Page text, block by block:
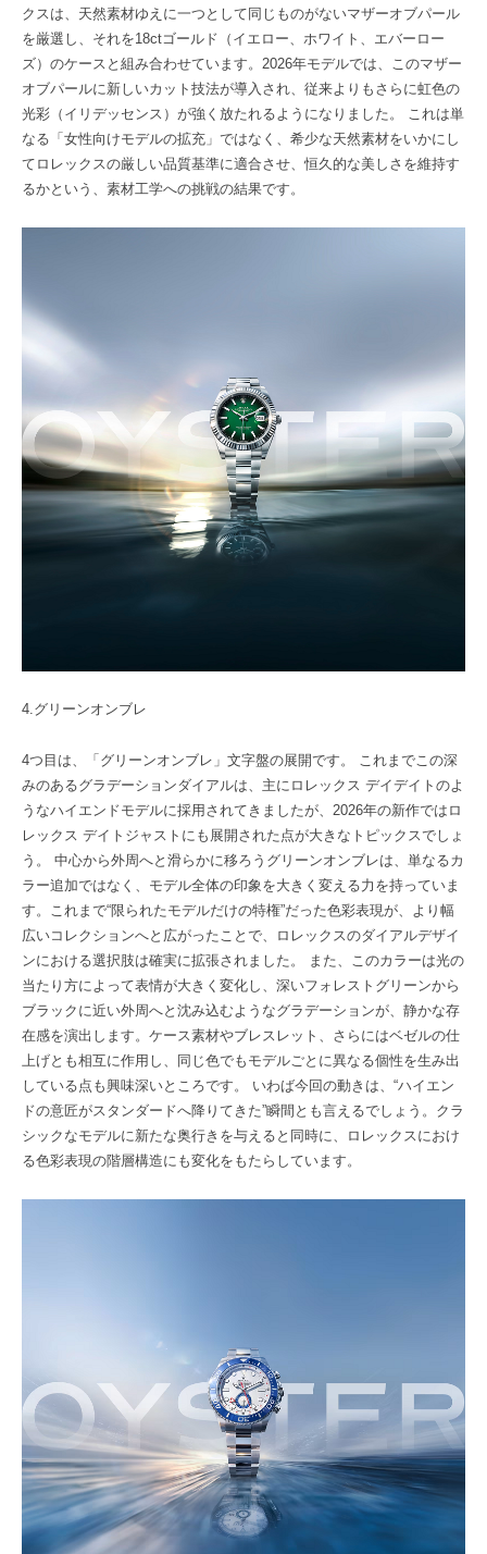
クスは、天然素材ゆえに一つとして同じものがないマザーオブパール
を厳選し、それを18ctゴールド（イエロー、ホワイト、エバーロー
ズ）のケースと組み合わせています。2026年モデルでは、このマザー
オブパールに新しいカット技法が導入され、従来よりもさらに虹色の
光彩（イリデッセンス）が強く放たれるようになりました。 これは単
なる「女性向けモデルの拡充」ではなく、希少な天然素材をいかにし
てロレックスの厳しい品質基準に適合させ、恒久的な美しさを維持す
るかという、素材工学への挑戦の結果です。
4.グリーンオンブレ
4つ目は、「グリーンオンブレ」文字盤の展開です。 これまでこの深
みのあるグラデーションダイアルは、主にロレックス デイデイトのよ
うなハイエンドモデルに採用されてきましたが、2026年の新作ではロ
レックス デイトジャストにも展開された点が大きなトピックスでしょ
う。 中心から外周へと滑らかに移ろうグリーンオンブレは、単なるカ
ラー追加ではなく、モデル全体の印象を大きく変える力を持っていま
す。これまで“限られたモデルだけの特権”だった色彩表現が、より幅
広いコレクションへと広がったことで、ロレックスのダイアルデザイ
ンにおける選択肢は確実に拡張されました。 また、このカラーは光の
当たり方によって表情が大きく変化し、深いフォレストグリーンから
ブラックに近い外周へと沈み込むようなグラデーションが、静かな存
在感を演出します。ケース素材やブレスレット、さらにはベゼルの仕
上げとも相互に作用し、同じ色でもモデルごとに異なる個性を生み出
している点も興味深いところです。 いわば今回の動きは、“ハイエン
ドの意匠がスタンダードへ降りてきた”瞬間とも言えるでしょう。クラ
シックなモデルに新たな奥行きを与えると同時に、ロレックスにおけ
る色彩表現の階層構造にも変化をもたらしています。